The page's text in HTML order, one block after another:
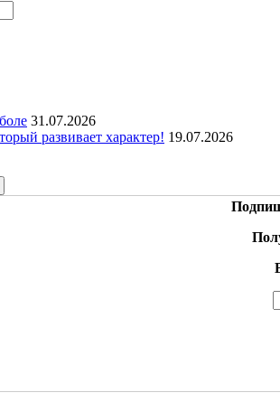
31.07.2026
развивает характер! 19.07.2026